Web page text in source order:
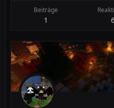
Beiträge
1